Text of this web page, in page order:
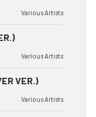
Various Artists
Various Artists
VER.)
Various Artists